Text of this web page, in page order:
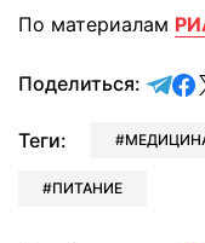
По материалам
Поделиться:
Теги:
ПИТАНИЕ